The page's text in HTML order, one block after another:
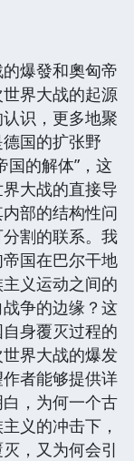
爆發和奧匈帝
界大战的起源
识，更多地聚
国的扩张野
国的解体”，这
大战的直接导
部的结构性问
割的联系。我
国在巴尔干地
义运动之间的
争的边缘？这
身覆灭过程的
界大战的爆发
者能够提供详
，为何一个古
义的冲击下，
，又为何会引